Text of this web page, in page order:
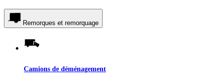
Remorques et remorquage
Camions de déménagement